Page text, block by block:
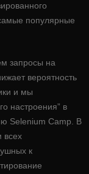
популярные
запросы на
вероятность
и мы
настроения” в
Selenium Camp. В
всех
к